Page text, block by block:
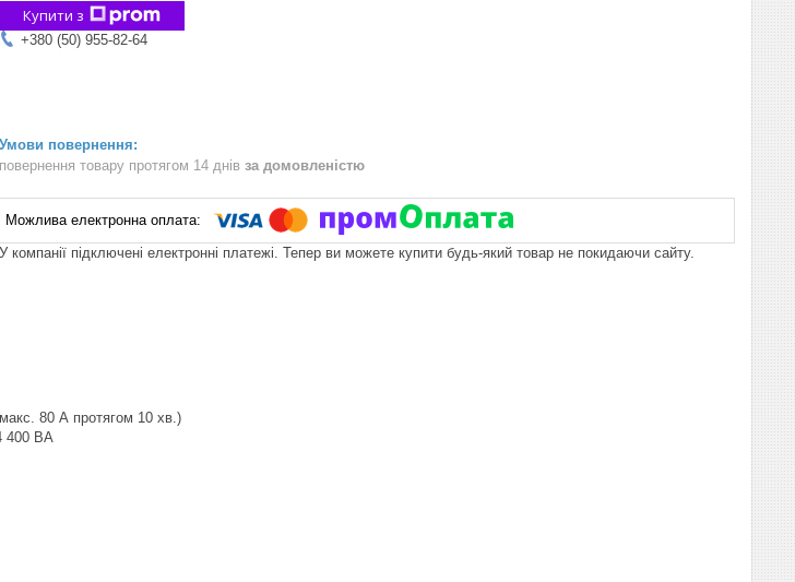
Купити з
+380 (50) 955-82-64
повернення товару протягом 14 днів за домовленістю
У компанії підключені електронні платежі. Тепер ви можете купити будь-який товар не покидаючи сайту.
80 А протягом 10 хв.)
400 ВА